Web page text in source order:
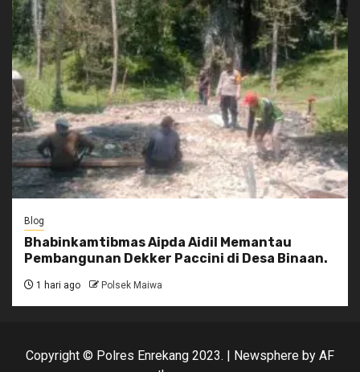
Blog
Bhabinkamtibmas Aipda Aidil Memantau
Pembangunan Dekker Paccini di Desa Binaan.
1 hari ago Polsek Maiwa
Copyright © Polres Enrekang 2023. Newsphere by AF